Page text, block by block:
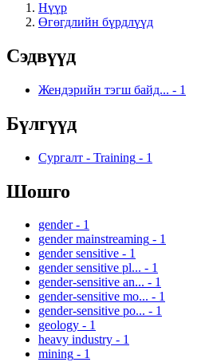
Нүүр
Өгөгдлийн бүрдлүүд
Сэдвүүд
Жендэрийн тэгш байд... - 1
Бүлгүүд
Сургалт - Training - 1
Шошго
gender - 1
gender mainstreaming - 1
gender sensitive - 1
gender sensitive pl... - 1
gender-sensitive an... - 1
gender-sensitive mo... - 1
gender-sensitive po... - 1
geology - 1
heavy industry - 1
mining - 1